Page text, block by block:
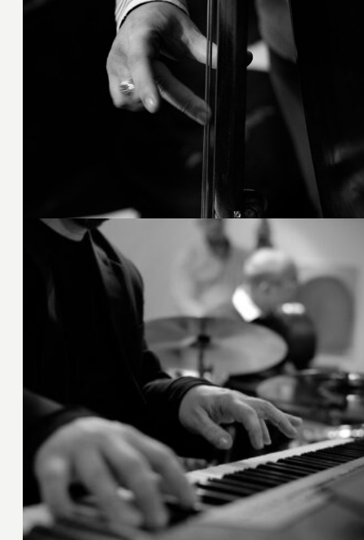
19. Februar 2020
19. Februar 2020